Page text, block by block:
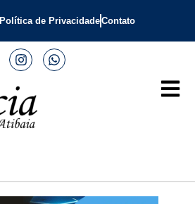
Política de PrivacidadeContato